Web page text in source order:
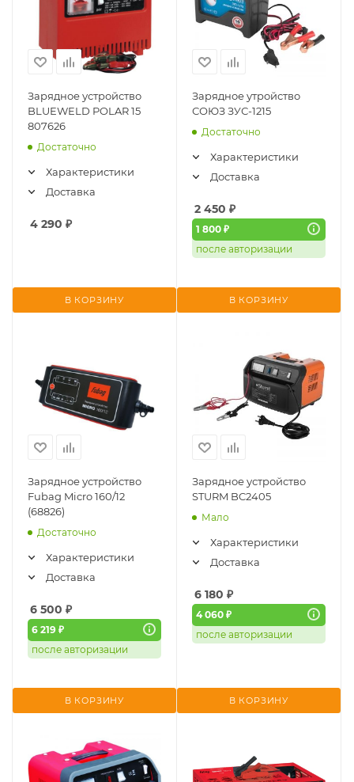
Зарядное устройство
BLUEWELD POLAR 15
807626
Достаточно
Характеристики
Доставка
4 290 ₽
В КОРЗИНУ
Зарядное утройство
СОЮЗ ЗУС-1215
Достаточно
Характеристики
Доставка
2 450 ₽
1 800 ₽
после авторизации
В КОРЗИНУ
Зарядное устройство
Fubag Micro 160/12
(68826)
Достаточно
Характеристики
Доставка
6 500 ₽
6 219 ₽
после авторизации
В КОРЗИНУ
Зарядное устройство
STURM BC2405
Мало
Характеристики
Доставка
6 180 ₽
4 060 ₽
после авторизации
В КОРЗИНУ